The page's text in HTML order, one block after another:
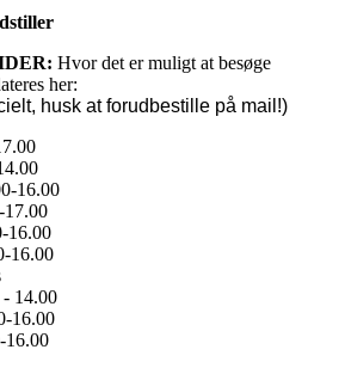
Hvor det er muligt at besøge
her:
husk at forudbestille på mail!)
16.00
17.00
16.00
16.00
14.00
16.00
16.00